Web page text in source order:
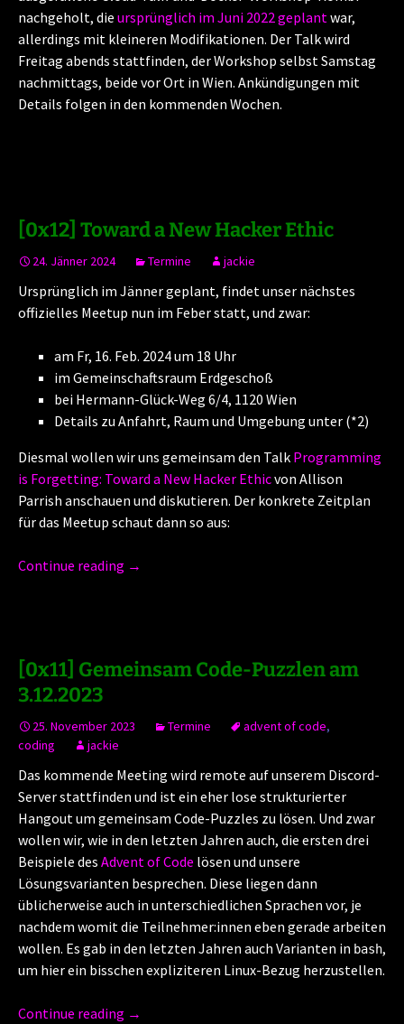
nachgeholt, die ursprünglich im Juni 2022 geplantwar,
allerdings mit kleineren Modifikationen. Der Talk wird
Freitag abends stattfinden, der Workshop selbst Samstag
nachmittags, beide vor Ort in Wien. Ankündigungen mit
Details folgen in den kommenden Wochen.
[0x12] Toward a New Hacker Ethic
24. Jänner 2024 Termine jackie
Ursprünglich im Jänner geplant, findet unser nächstes
offizielles Meetup nun im Feber statt, und zwar:
am Fr, 16. Feb. 2024 um 18 Uhr
im Gemeinschaftsraum Erdgeschoß
bei Hermann-Glück-Weg 6/4, 1120 Wien
Details zu Anfahrt, Raum und Umgebung unter (*2)
Diesmal wollen wir uns gemeinsam den Talk Programming
is Forgetting: Toward a New Hacker Ethicvon Allison
Parrish anschauen und diskutieren. Der konkrete Zeitplan
für das Meetup schaut dann so aus:
Continue reading →
[0x11] Gemeinsam Code-Puzzlen am
3.12.2023
25. November 2023 Termine advent of code,
coding
jackie
Das kommende Meeting wird remote auf unserem Discord-
Server stattfinden und ist ein eher lose strukturierter
Hangout um gemeinsam Code-Puzzles zu lösen. Und zwar
wollen wir, wie in den letzten Jahren auch, die ersten drei
Beispiele des Advent of Code lösen und unsere
Lösungsvarianten besprechen. Diese liegen dann
üblicherweise auch in unterschiedlichen Sprachen vor, je
nachdem womit die Teilnehmer:innen eben gerade arbeiten
wollen. Es gab in den letzten Jahren auch Varianten in bash,
um hier ein bisschen expliziteren Linux-Bezug herzustellen.
Continue reading →